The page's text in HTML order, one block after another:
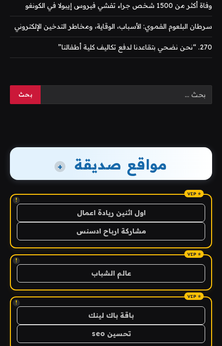
وفاة أكثر من 1500 شخص جراء تفشي فيروس إيبولا في الكونغو
سرطان البلعوم الفموي: الأسباب، الوقاية، ومخاطر التدخين الإلكتروني
270. “نحن نضحي بتقاعدنا لدفع تكاليف كلية أطفالنا”
مواقع صديقة +
!
اول اثنين ريادة اعمال
مشاركة ارباح ادسنس
!
عالم الشباب
!
باقة باك لينك
تحسين seo